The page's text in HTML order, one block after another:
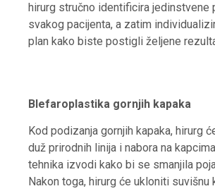
hirurg stručno identificira jedinstvene
svakog pacijenta, a zatim
plan kako biste postigli željene
Blefaroplastika gornjih kapaka
Kod podizanja gornjih kapaka, hirurg
duž prirodnih linija i nabora na
tehnika izvodi kako bi se smanjila
Nakon toga, hirurg će ukloniti suvišnu